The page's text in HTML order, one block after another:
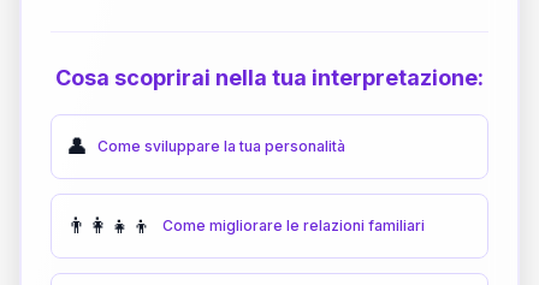
Cosa scoprirai nella tua interpretazione:
👤 Come sviluppare la tua personalità
👨‍👩‍👧‍👦 Come migliorare le relazioni familiari